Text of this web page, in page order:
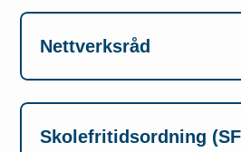
Nettverksråd
Skolefritidsordning